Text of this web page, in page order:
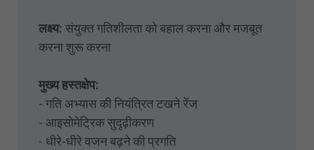
लक्ष्य: संयुक्त गतिशीलता को बहाल करना और मजबूत
करना शुरू करना
मुख्य हस्तक्षेप:
- गति अभ्यास की नियंत्रित टखने रेंज
- आइसोमेट्रिक सुदृढ़ीकरण
- धीरे-धीरे वजन बढ़ने की प्रगति